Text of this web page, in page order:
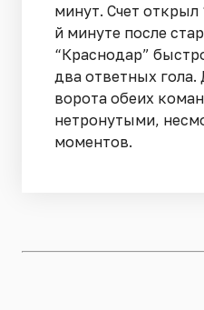
минут. Счет открыл
й минуте после
“Краснодар”
два ответных
ворота обеих
нетронутыми,
моментов.